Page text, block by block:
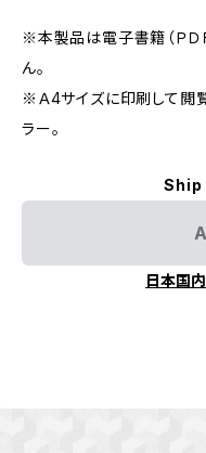
※本製品は電子書籍（ＰＤ
ん。
※Ａ4サイズに印刷して閲
ラー。
Ship
日本国